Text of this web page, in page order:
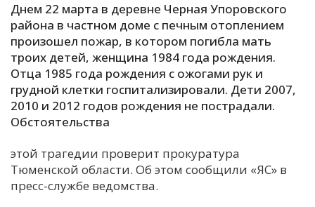
А
Б
В
Е
П
Р
С
Днем 22 марта в деревне Черная Упоровского
района в частном доме с печным отоплением
произошел пожар, в котором погибла мать
троих детей, женщина 1984 года рождения.
Отца 1985 года рождения с ожогами рук и
грудной клетки госпитализировали. Дети 2007,
2010 и 2012 годов рождения не пострадали.
Обстоятельства
этой трагедии проверит прокуратура
Тюменской области. Об этом сообщили «ЯС» в
пресс-службе ведомства.